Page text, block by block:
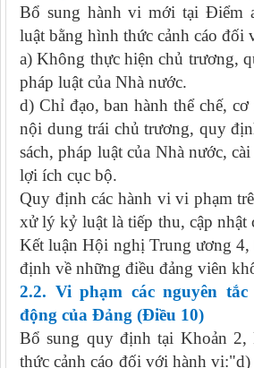
Bổ sung hành vi mới tại Điểm
luật bằng hình thức cảnh cáo đối
a) Không thực hiện chủ trương,
pháp luật của Nhà nước.
d) Chỉ đạo, ban hành thể chế, cơ
nội dung trái chủ trương, quy
sách, pháp luật của Nhà nước,
lợi ích cục bộ.
Quy định các hành vi vi phạm
xử lý kỷ luật là tiếp thu, cập nhật
Kết luận Hội nghị Trung ương
định về những điều đảng viên
2.2. Vi phạm các nguyên
động của Đảng (Điều 10)
Bổ sung quy định tại Khoản 2,
thức cảnh cáo đối với hành vi:"d)